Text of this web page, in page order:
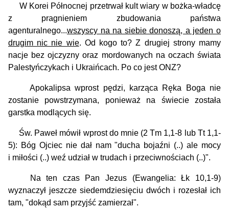
W Korei Północnej przetrwał kult wiary w bożka-władcę
z pragnieniem zbudowania państwa
agenturalnego...wszyscy na na siebie donoszą, a jeden o
drugim nic nie wie. Od kogo to? Z drugiej strony mamy
nacje bez ojczyzny oraz mordowanych na oczach świata
Palestyńczykach i Ukraińcach. Po co jest ONZ?
Apokalipsa wprost pędzi, karząca Ręka Boga nie
zostanie powstrzymana, ponieważ na świecie została
garstka modlących się.
Św. Paweł mówił wprost do mnie (2 Tm 1,1-8 lub Tt 1,1-
5): Bóg Ojciec nie dał nam "ducha bojaźni (..) ale mocy
i miłości (..) weź udział w trudach i przeciwnościach (..)".
Na ten czas Pan Jezus (Ewangelia: Łk 10,1-9)
wyznaczył jeszcze siedemdziesięciu dwóch i rozesłał ich
tam, "dokąd sam przyjść zamierzał".